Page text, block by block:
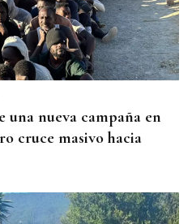
nueva campaña en
cruce masivo hacia